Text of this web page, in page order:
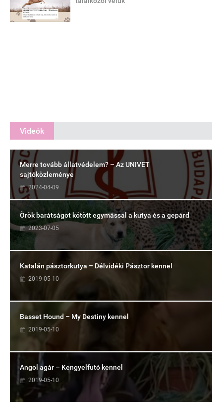
Videók
Merre tovább állatvédelem? – Az UNIVET
sajtóközleménye
2024-04-09
Örök barátságot kötött egymással a kutya és a gepárd
2023-07-05
Katalán pásztorkutya – Délvidéki Pásztor kennel
2019-05-10
Basset Hound – My Destiny kennel
2019-05-10
Angol agár – Kengyelfutó kennel
2019-05-10